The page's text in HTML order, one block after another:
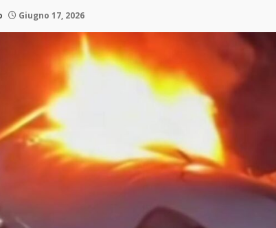
Giugno 17, 2026